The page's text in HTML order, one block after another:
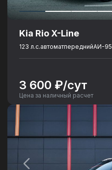
Kia Rio X-Line
123 л.с.автоматпереднийАИ-95
3 600 ₽/сут
Цена за наличный расчет